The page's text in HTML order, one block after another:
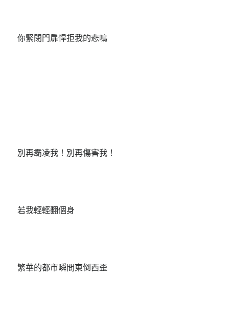
你緊閉門扉悍拒我的悲鳴
別再霸凌我！別再傷害我！
若我輕輕翻個身
繁華的都市瞬間東倒西歪